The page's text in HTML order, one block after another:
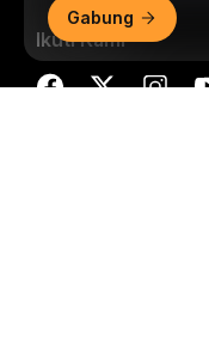
Ikuti Kami
Gabung